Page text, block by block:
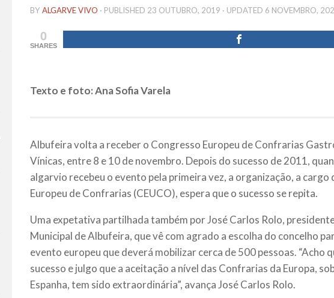
BY ALGARVE VIVO · PUBLISHED 23 OUTUBRO, 2019 · UPDATED 6 NOVEMBRO,
0
SHARES
Texto e foto: Ana Sofia Varela
Albufeira volta a receber o Congresso Europeu de Confrarias
Vínicas, entre 8 e 10 de novembro. Depois do sucesso de 2011,
algarvio recebeu o evento pela primeira vez, a organização, a cargo
Europeu de Confrarias (CEUCO), espera que o sucesso se repita.
Uma expetativa partilhada também por José Carlos Rolo,
Municipal de Albufeira, que vê com agrado a escolha do concelho
evento europeu que deverá mobilizar cerca de 500 pessoas. “Acho
sucesso e julgo que a aceitação a nível das Confrarias da Europa,
Espanha, tem sido extraordinária”, avança José Carlos Rolo.